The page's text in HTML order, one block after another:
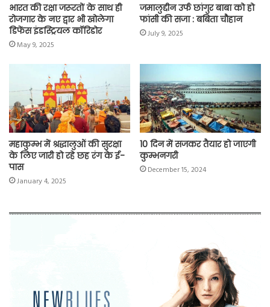
भारत की रक्षा जरूरतों के साथ ही
रोजगार के नए द्वार भी खोलेगा
डिफेंस इंडस्ट्रियल कॉरिडोर
May 9, 2025
जमालुद्दीन उर्फ छांगुर बाबा को हो
फांसी की सजा : बबिता चौहान
July 9, 2025
महाकुम्भ में श्रद्धालुओं की सुरक्षा
के लिए जारी हो रहे छह रंग के ई-
पास
January 4, 2025
10 दिन में सजकर तैयार हो जाएगी
कुम्भनगरी
December 15, 2024